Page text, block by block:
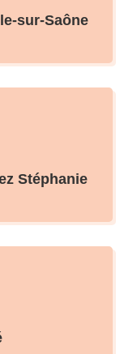
sur-Saône
Stéphanie